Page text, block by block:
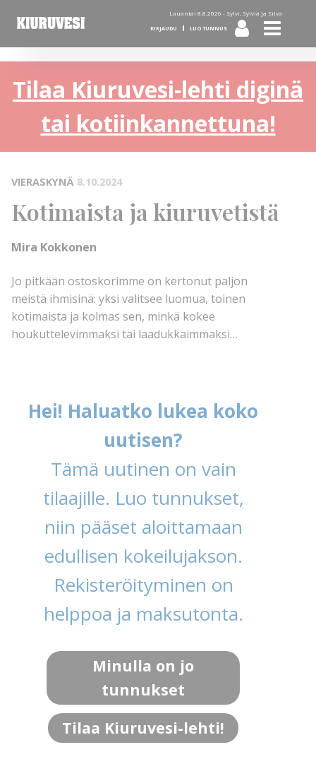
Lauantai 8.8.2026 - Sylvi, Sylvia ja Silva
KIRJAUDU LUO TUNNUS
Tilaa Kiuruvesi-lehti diginä
tai kotiinkannettuna!
VIERASKYNÄ 8.10.2024
Kotimaista ja kiuruvetistä
Mira Kokkonen
Jo pitkään ostoskorimme on kertonut paljon
meistä ihmisinä: yksi valitsee luomua, toinen
kotimaista ja kolmas sen, minkä kokee
houkuttelevimmaksi tai laadukkaimmaksi…
Hei! Haluatko lukea koko
uutisen?
Tämä uutinen on vain
tilaajille. Luo tunnukset,
niin pääset aloittamaan
edullisen kokeilujakson.
Rekisteröityminen on
helppoa ja maksutonta.
Minulla on jo
tunnukset
Tilaa Kiuruvesi-lehti!